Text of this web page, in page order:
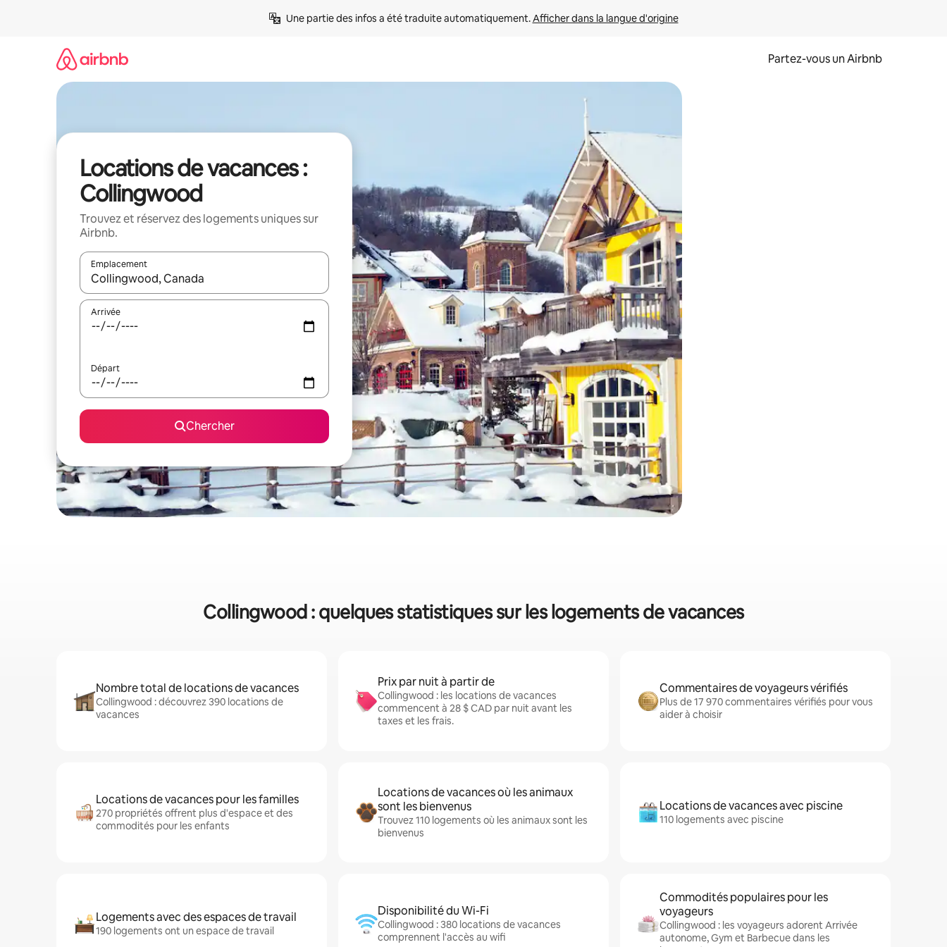
Une partie des infos a été traduite automatiquement. Afficher dans la langue d'origine
Partez-vous un Airbnb
Locations de vacances :
Collingwood
Trouvez et réservez des logements uniques sur
Airbnb.
Emplacement
Quand les résultats sont affichés, parcourez-les en utilisant les flèches vers le haut et vers le bas, ou en appuyant dessus et en les faisant glisser.
Arrivée
Départ
Chercher
Collingwood : quelques statistiques sur les logements de vacances
Nombre total de locations de vacances
Collingwood : découvrez 390 locations de
vacances
Prix par nuit à partir de
Collingwood : les locations de vacances
commencent à 28 $ CAD par nuit avant les
taxes et les frais.
Commentaires de voyageurs vérifiés
Plus de 17 970 commentaires vérifiés pour vous
aider à choisir
Locations de vacances pour les familles
270 propriétés offrent plus d'espace et des
commodités pour les enfants
Locations de vacances où les animaux
sont les bienvenus
Trouvez 110 logements où les animaux sont les
bienvenus
Locations de vacances avec piscine
110 logements avec piscine
Logements avec des espaces de travail
190 logements ont un espace de travail
Disponibilité du Wi-Fi
Collingwood : 380 locations de vacances
comprennent l'accès au wifi
Commodités populaires pour les
voyageurs
Collingwood : les voyageurs adorent Arrivée
autonome, Gym et Barbecue dans les